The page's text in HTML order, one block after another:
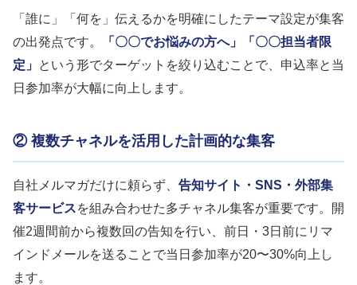
「誰に」「何を」伝えるかを明確にしたテーマ設定が集客
の出発点です。
「〇〇でお悩みの方へ」「〇〇担当者限
定」 という形でターゲットを絞り込むことで、申込率と当
日参加率が大幅に向上します。
② 複数チャネルを活用した計画的な集客
自社メルマガだけに頼らず、 告知サイト・SNS・外部集
客サービスを組み合わせた多チャネル集客が重要です。開
催2週間前から複数回の告知を行い、前日・3日前にリマ
インドメールを送ることで当日参加率が20〜30%向上し
ます。